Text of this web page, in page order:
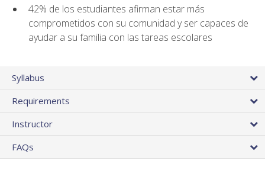
42% de los estudiantes afirman estar más
comprometidos con su comunidad y ser capaces de
ayudar a su familia con las tareas escolares
Syllabus
Requirements
Instructor
FAQs